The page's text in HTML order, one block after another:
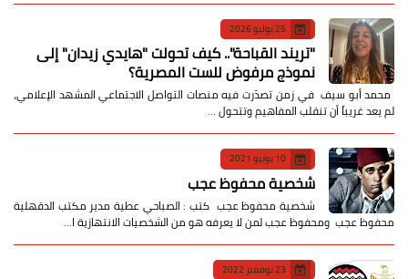
25 يوليو 2026
​"تريند القباحة".. كيف تحولت "هايدي زيدان" إلى
نموذج مرفوض للست المصرية؟
​ محمد أبو سيف ​في زمن تصدّرت فيه منصات التواصل الاجتماعي المشهد الإعلامي،
لم يعد غريباً أن تنقلب المفاهيم وتتحول …
10 يونيو 2021
شخصية محفوظ عجب
شخصية محفوظ عجب كتب : الصباحي عطية مدير مكتب الدقهلية
محفوظ عجب ومحفوظ عجب لمن لا يعرفه هو من الشخصيات الانتهازية ا…
23 نوفمبر 2022